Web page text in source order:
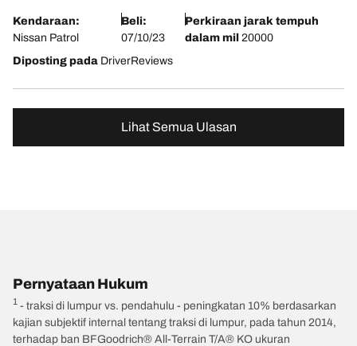
Kendaraan:
Nissan Patrol
Beli:
07/10/23
Perkiraan jarak tempuh
dalam mil 20000
Diposting pada DriverReviews
Lihat Semua Ulasan
Pernyataan Hukum
1 - traksi di lumpur vs. pendahulu - peningkatan 10% berdasarkan
kajian subjektif internal tentang traksi di lumpur, pada tahun 2014,
terhadap ban BFGoodrich® All-Terrain T/A® KO ukuran